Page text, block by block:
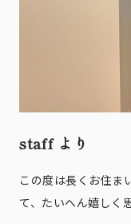
staff より
この度は長くお住ま
て、たいへん嬉しく